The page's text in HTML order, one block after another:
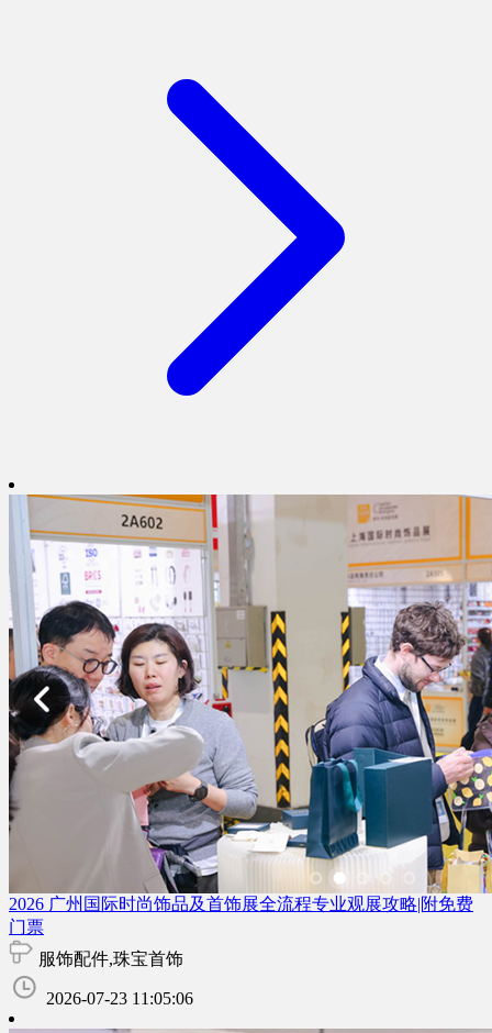
2026 广州国际时尚饰品及首饰展全流程专业观展攻略|附免费
门票
服饰配件,珠宝首饰
2026-07-23 11:05:06